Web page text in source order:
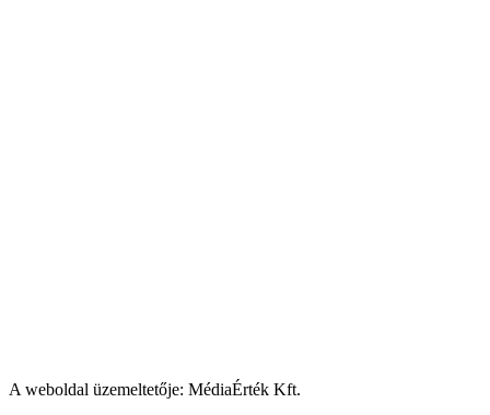
A weboldal üzemeltetője: MédiaÉrték Kft.